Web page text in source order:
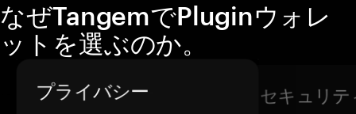
なぜTangemでPluginウォレ
ットを選ぶのか。
プライバシー セキュリテ